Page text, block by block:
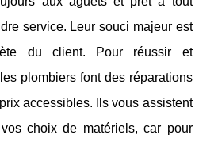
service. Leur souci majeur est
du client. Pour réussir et
plombiers font des réparations
accessibles. Ils vous assistent
choix de matériels, car pour